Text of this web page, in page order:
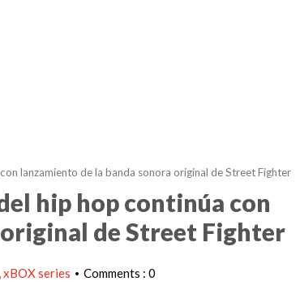
lanzamiento de la banda sonora original de Street Fighter
hip hop continúa con
de Street Fighter
xBOX series • Comments : 0